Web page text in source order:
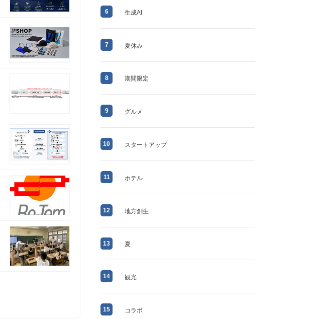
6 生成AI
7 夏休み
8 期間限定
9 グルメ
10 スタートアップ
11 ホテル
12 地方創生
13 夏
14 観光
15 コラボ